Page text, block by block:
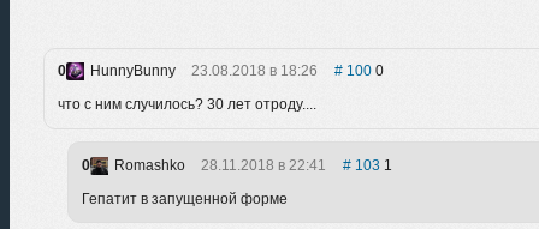
0 HunnyBunny 23.08.2018 в 18:26 1000
что с ним случилось? 30 лет отроду....
0 Romashko 28.11.2018 в 22:41 103 1
Гепатит в запущенной форме